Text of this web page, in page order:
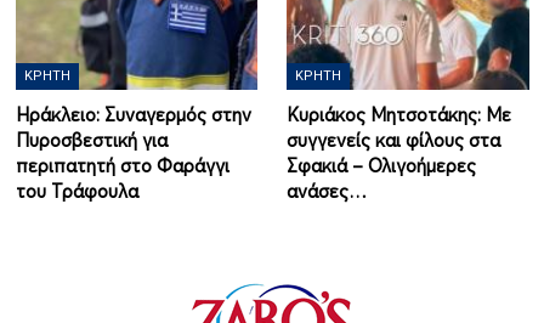
ΚΡΉΤΗ
Ηράκλειο: Συναγερμός στην
Πυροσβεστική για
περιπατητή στο Φαράγγι
του Τράφουλα
ΚΡΉΤΗ
Κυριάκος Μητσοτάκης: Με
συγγενείς και φίλους στα
Σφακιά – Ολιγοήμερες
ανάσες…